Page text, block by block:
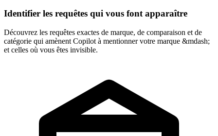
Identifier les requêtes qui vous font apparaître
Découvrez les requêtes exactes de marque, de comparaison et de
catégorie qui amènent Copilot à mentionner votre marque &mdash;
et celles où vous êtes invisible.